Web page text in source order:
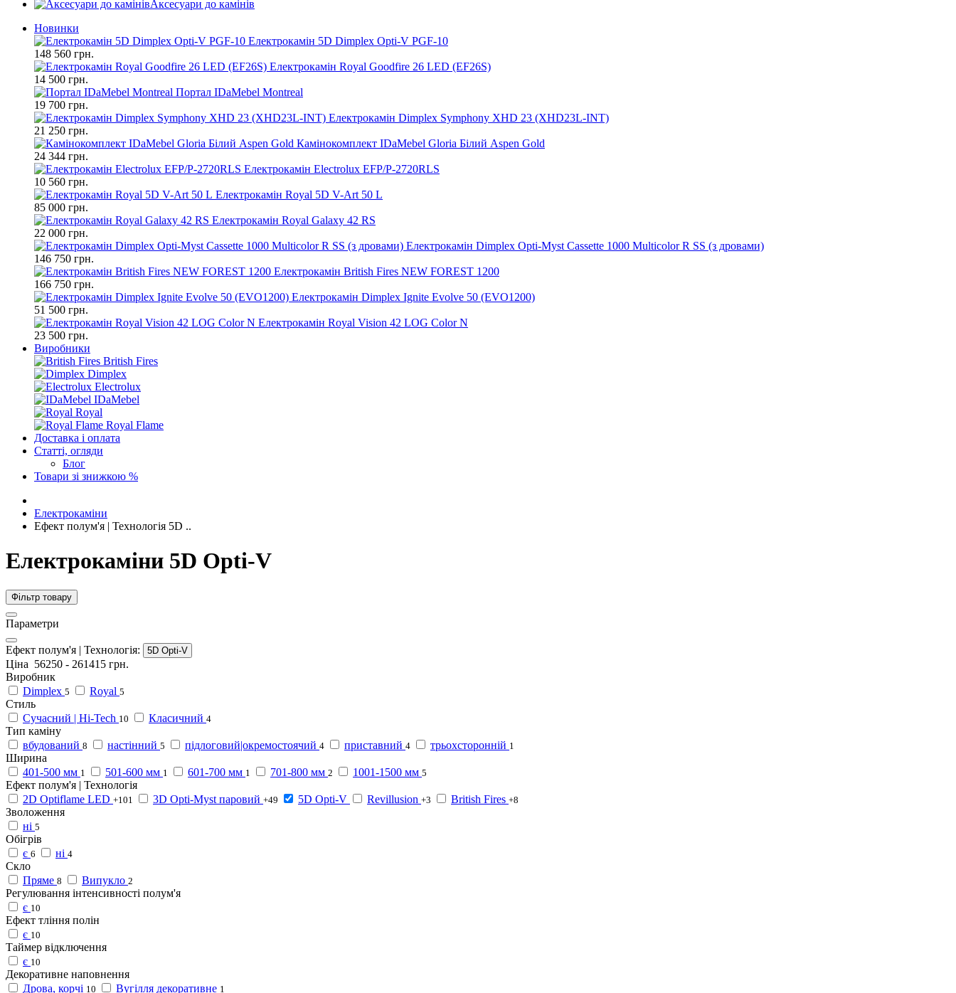
Аксесуари до камінів
Новинки
Електрокамін 5D Dimplex Opti-V PGF-10
148 560 грн.
Електрокамін Royal Goodfire 26 LED (EF26S)
14 500 грн.
Портал IDaMebel Montreal
19 700 грн.
Електрокамін Dimplex Symphony XHD 23 (XHD23L-INT)
21 250 грн.
Камінокомплект IDaMebel Gloria Білий Aspen Gold
24 344 грн.
Електрокамін Electrolux EFP/P-2720RLS
10 560 грн.
Електрокамін Royal 5D V-Art 50 L
85 000 грн.
Електрокамін Royal Galaxy 42 RS
22 000 грн.
Електрокамін Dimplex Opti-Myst Cassette 1000 Multicolor R SS (з дровами)
146 750 грн.
Електрокамін British Fires NEW FOREST 1200
166 750 грн.
Електрокамін Dimplex Ignite Evolve 50 (EVO1200)
51 500 грн.
Електрокамін Royal Vision 42 LOG Color N
23 500 грн.
Виробники
British Fires
Dimplex
Electrolux
IDaMebel
Royal
Royal Flame
Доставка і оплата
Статті, огляди
Блог
Товари зі знижкою %
Електрокаміни
Ефект полум'я | Технологія 5D ..
Електрокаміни 5D Opti-V
Фільтр товару
Параметри
Ефект полум'я | Технологія: 5D Opti-V
Ціна 56250 - 261415 грн.
Виробник
Dimplex 5 Royal 5
Стиль
Сучасний | Hi-Tech 10 Класичний 4
Тип каміну
вбудований 8 настінний 5 підлоговий|окремостоячий 4 приставний 4 трьохсторонній 1
Ширина
401-500 мм 1 501-600 мм 1 601-700 мм 1 701-800 мм 2 1001-1500 мм 5
Ефект полум'я | Технологія
2D Optiflame LED +101 3D Opti-Myst паровий +49 5D Opti-V Revillusion +3 British Fires +8
Зволоження
ні 5
Обігрів
є 6 ні 4
Скло
Пряме 8 Випукло 2
Регулювання інтенсивності полум'я
є 10
Ефект тління полін
є 10
Таймер відключення
є 10
Декоративне наповнення
Дрова, корчі 10 Вугілля декоративне 1